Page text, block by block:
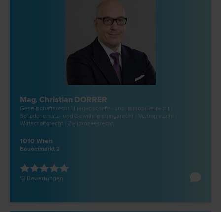
Mag. Christian DORRER
Gesellschafts­recht | Liegenschafts- und Immobilien­recht |
Schadenersatz- und Gewährleistungs­recht | Vertrags­recht |
Wirtschafts­recht | Zivilprozess­recht
1010 Wien
Bauernmarkt 2
13 Bewertungen